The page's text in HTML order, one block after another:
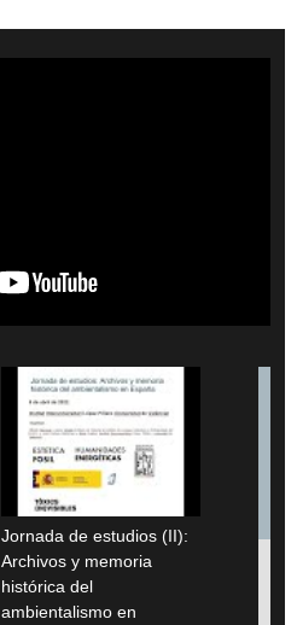
Jornada de estudios (II):
Archivos y memoria
histórica del
ambientalismo en